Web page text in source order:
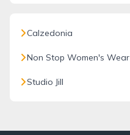
Calzedonia
Non Stop Women's Wear
Studio Jill